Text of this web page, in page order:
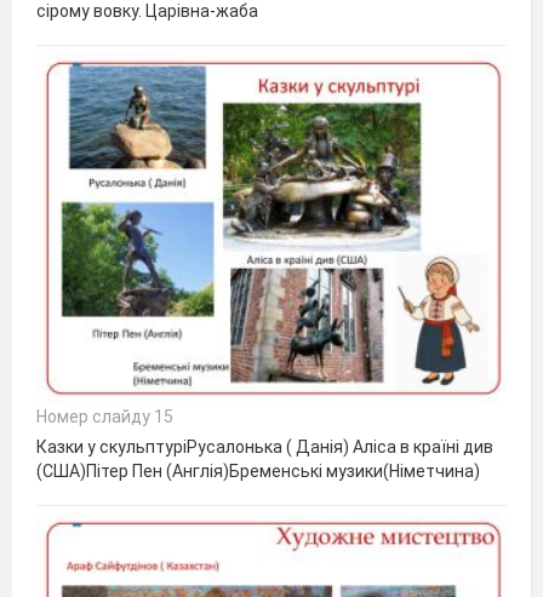
сірому вовку. Царівна-жаба
Номер слайду 15
Казки у скульптуріРусалонька ( Данія) Аліса в країні див
(США)Пітер Пен (Англія)Бременські музики(Німетчина)